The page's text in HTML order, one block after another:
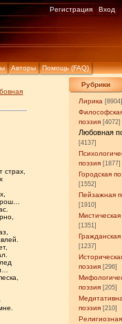
Авторы Помощь (FAQ)
Регистрация Вход
Рубрики
Лирика
поэзия [4072]
Любовная
[4137]
поэзия [1877]
Городская
[1552]
Пейзажная
[1910]
Мистическая
[1351]
Гражданская
[1237]
поэзия [296]
поэзия [205]
поэзия [210]
Религиозная
страх,